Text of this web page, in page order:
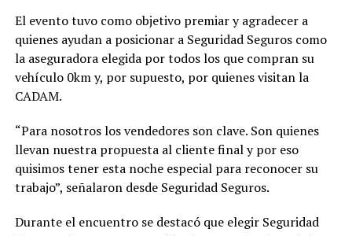
El evento tuvo como objetivo premiar y agradecer a
quienes ayudan a posicionar a Seguridad Seguros como
la aseguradora elegida por todos los que compran su
vehículo 0km y, por supuesto, por quienes visitan la
CADAM.
“Para nosotros los vendedores son clave. Son quienes
llevan nuestra propuesta al cliente final y por eso
quisimos tener esta noche especial para reconocer su
trabajo”, señalaron desde Seguridad Seguros.
Durante el encuentro se destacó que elegir Seguridad